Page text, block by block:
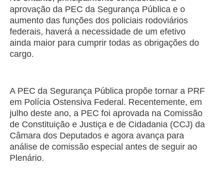
aprovação da PEC da Segurança Pública e o
aumento das funções dos policiais rodoviários
federais, haverá a necessidade de um efetivo
ainda maior para cumprir todas as obrigações do
cargo.
A PEC da Segurança Pública propõe tornar a PRF
em Polícia Ostensiva Federal. Recentemente, em
julho deste ano, a PEC foi aprovada na Comissão
de Constituição e Justiça e de Cidadania (CCJ) da
Câmara dos Deputados e agora avança para
análise de comissão especial antes de seguir ao
Plenário.